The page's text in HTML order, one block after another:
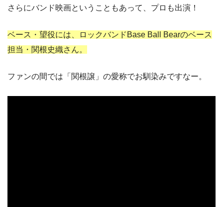
さらにバンド映画ということもあって、プロも出演！
ベース・望役には、ロックバンドBase Ball Bearのベース
担当・関根史織さん。
ファンの間では「関根譲」の愛称でお馴染みですなー。